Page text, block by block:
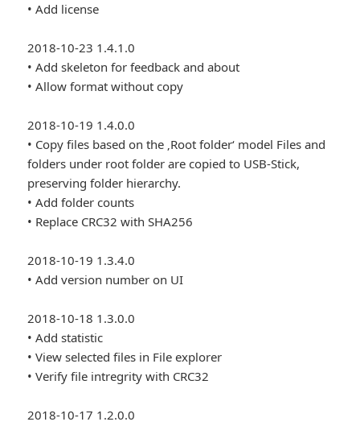
• Add license
2018-10-23 1.4.1.0
• Add skeleton for feedback and about
• Allow format without copy
2018-10-19 1.4.0.0
• Copy files based on the ‚Root folder‘ model Files and
folders under root folder are copied to USB-Stick,
preserving folder hierarchy.
• Add folder counts
• Replace CRC32 with SHA256
2018-10-19 1.3.4.0
• Add version number on UI
2018-10-18 1.3.0.0
• Add statistic
• View selected files in File explorer
• Verify file intregrity with CRC32
2018-10-17 1.2.0.0